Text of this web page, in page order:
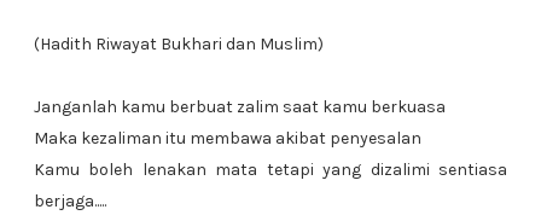
(Hadith Riwayat Bukhari dan Muslim)
Janganlah kamu berbuat zalim saat kamu berkuasa
Maka kezaliman itu membawa akibat penyesalan
Kamu boleh lenakan mata tetapi yang dizalimi sentiasa
berjaga.....